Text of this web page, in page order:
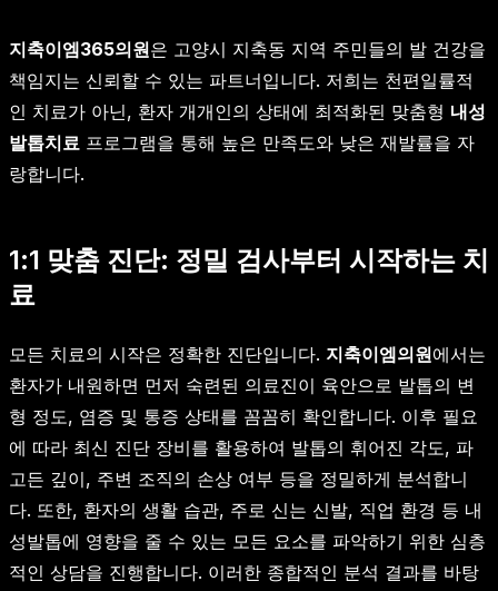
지축이엠365의원은 고양시 지축동 지역 주민들의 발 건강을
책임지는 신뢰할 수 있는 파트너입니다. 저희는 천편일률적
인 치료가 아닌, 환자 개개인의 상태에 최적화된 맞춤형 내성
발톱치료 프로그램을 통해 높은 만족도와 낮은 재발률을 자
랑합니다.
1:1 맞춤 진단: 정밀 검사부터 시작하는 치
료
모든 치료의 시작은 정확한 진단입니다. 지축이엠의원에서는
환자가 내원하면 먼저 숙련된 의료진이 육안으로 발톱의 변
형 정도, 염증 및 통증 상태를 꼼꼼히 확인합니다. 이후 필요
에 따라 최신 진단 장비를 활용하여 발톱의 휘어진 각도, 파
고든 깊이, 주변 조직의 손상 여부 등을 정밀하게 분석합니
다. 또한, 환자의 생활 습관, 주로 신는 신발, 직업 환경 등 내
성발톱에 영향을 줄 수 있는 모든 요소를 파악하기 위한 심층
적인 상담을 진행합니다. 이러한 종합적인 분석 결과를 바탕